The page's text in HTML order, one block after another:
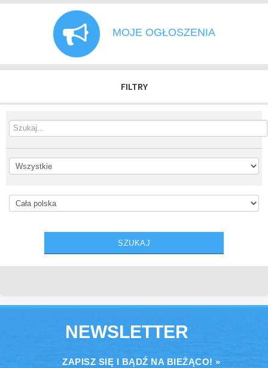
MOJE OGŁOSZENIA
FILTRY
NEWSLETTER
ZAPISZ SIĘ I BĄDŹ NA BIEŻĄCO! »